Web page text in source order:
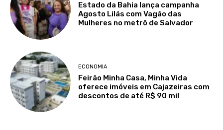
Estado da Bahia lança campanha
Agosto Lilás com Vagão das
Mulheres no metrô de Salvador
ECONOMIA
Feirão Minha Casa, Minha Vida
oferece imóveis em Cajazeiras com
descontos de até R$ 90 mil